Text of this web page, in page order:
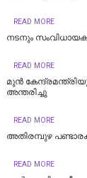
READ MORE
നടനും
READ MORE
മുൻ
അന്തരിച്ചു
READ MORE
അതിരമ്പുഴ
READ MORE